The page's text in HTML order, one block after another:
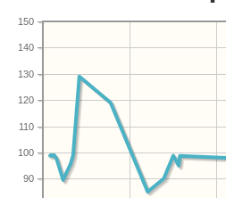
90
100
110
120
130
140
150